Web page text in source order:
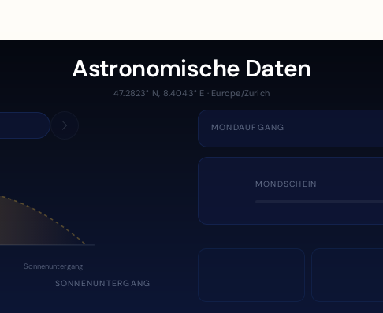
Astronomische Daten
47.2823° N, 8.4043° E · Europe/Zurich
Sonnenuntergang
SONNENUNTERGANG
MONDAUFGANG
MONDSCHEIN